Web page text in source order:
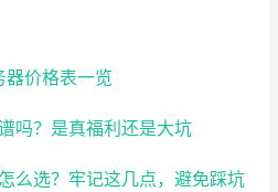
价格表一览
吗？是真福利还是大坑
么选？牢记这几点，避免踩坑